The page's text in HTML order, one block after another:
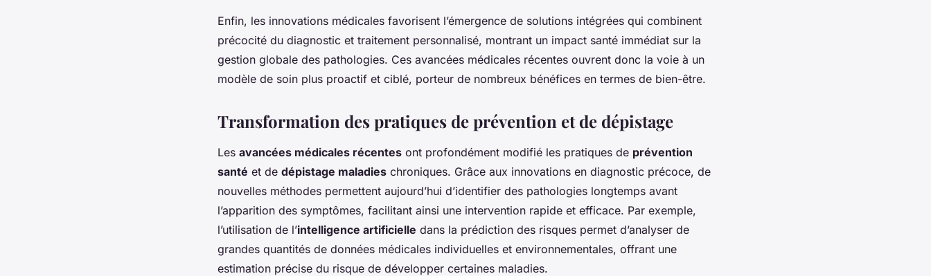
Enfin, les innovations médicales favorisent l’émergence de solutions intégrées qui combinent
précocité du diagnostic et traitement personnalisé, montrant un impact santé immédiat sur la
gestion globale des pathologies. Ces avancées médicales récentes ouvrent donc la voie à un
modèle de soin plus proactif et ciblé, porteur de nombreux bénéfices en termes de bien-être.
Transformation des pratiques de prévention et de dépistage
Les avancées médicales récentes ont profondément modifié les pratiques de prévention
santé et de dépistage maladies chroniques. Grâce aux innovations en diagnostic précoce, de
nouvelles méthodes permettent aujourd’hui d’identifier des pathologies longtemps avant
l’apparition des symptômes, facilitant ainsi une intervention rapide et efficace. Par exemple,
l’utilisation de l’intelligence artificielle dans la prédiction des risques permet d’analyser de
grandes quantités de données médicales individuelles et environnementales, offrant une
estimation précise du risque de développer certaines maladies.